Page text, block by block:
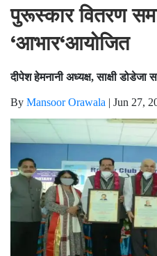
पुरूस्कार वितरण
‘आभार‘आयोजित
दीपेश हेमनानी अध्यक्ष, साक्षी डोडेजा
By Mansoor Orawala | Jun 27,